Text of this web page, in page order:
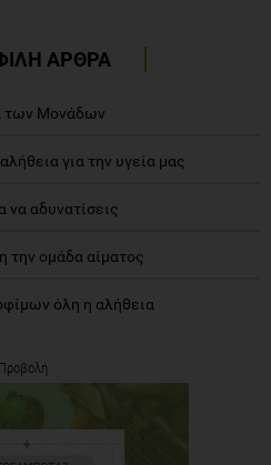
ΑΡΘΡΑ
των Μονάδων
για την υγεία μας
να αδυνατίσεις
την ομάδα αίματος
όλη η αλήθεια
Προβολή